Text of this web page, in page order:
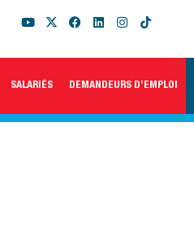
SALARIÉS DEMANDEURS D’EMPLOI